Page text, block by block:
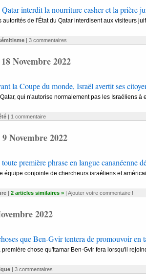
interdit la nourriture casher et la prière
autorités de l'État du Qatar interdisent aux visiteurs
| 3 commentaires
Novembre 2022
la Coupe du monde, Israël avertit ses
qui n'autorise normalement pas les Israéliens à
| 1 commentaire
Novembre 2022
première phrase en langue cananéenne
équipe conjointe de chercheurs israéliens et
| 2 articles similaires »| Ajouter votre commentaire !
2022
que Ben-Gvir tentera de promouvoir en
première chose qu'Itamar Ben-Gvir fera lorsqu'il
| 3 commentaires